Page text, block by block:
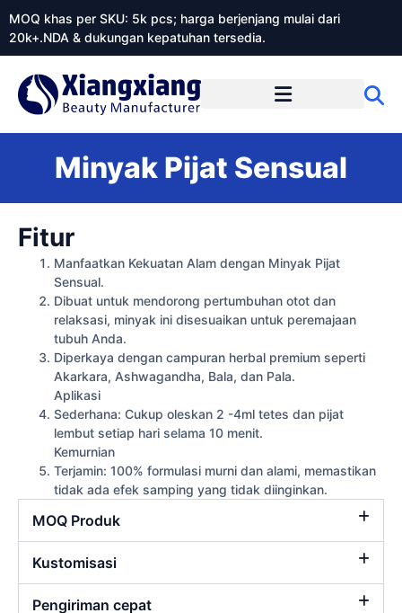
MOQ khas per SKU: 5k pcs; harga berjenjang mulai dari
20k+.NDA & dukungan kepatuhan tersedia.
Minyak Pijat Sensual
Fitur
Manfaatkan Kekuatan Alam dengan Minyak Pijat
Sensual.
Dibuat untuk mendorong pertumbuhan otot dan
relaksasi, minyak ini disesuaikan untuk peremajaan
tubuh Anda.
Diperkaya dengan campuran herbal premium seperti
Akarkara, Ashwagandha, Bala, dan Pala.
Aplikasi
Sederhana: Cukup oleskan 2 -4ml tetes dan pijat
lembut setiap hari selama 10 menit.
Kemurnian
Terjamin: 100% formulasi murni dan alami, memastikan
tidak ada efek samping yang tidak diinginkan.
MOQ Produk
Kustomisasi
Pengiriman cepat